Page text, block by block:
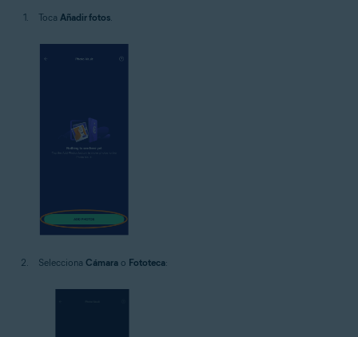
Toca Añadir fotos
Selecciona Cámara o Fototeca: